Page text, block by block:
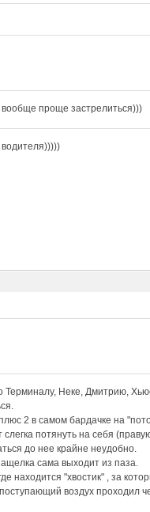
проще застрелиться)))
Неке, Дмитрию,
2 в самом бардачке на
потянуть на себя
до нее крайне неудобно.
сама выходит из паза.
находится "хвостик" , за
воздух проходил